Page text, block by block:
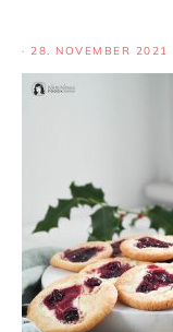
· 28. NOVEMBER 2021